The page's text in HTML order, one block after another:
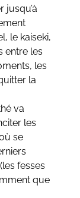
jusqu’à
le kaiseki,
entre les
les
la
va
les
se
(les fesses
que